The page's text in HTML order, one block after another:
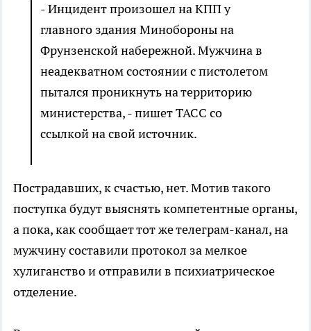
- Инцидент произошел на КПП у
главного здания Минобороны на
Фрунзенской набережной. Мужчина в
неадекватном состоянии с пистолетом
пытался проникнуть на территорию
министерства, - пишет ТАСС со
ссылкой на свой источник.
Пострадавших, к счастью, нет. Мотив такого
поступка будут выяснять компетентные органы,
а пока, как сообщает тот же телеграм-канал, на
мужчину составили протокол за мелкое
хулиганство и отправили в психиатрическое
отделение.